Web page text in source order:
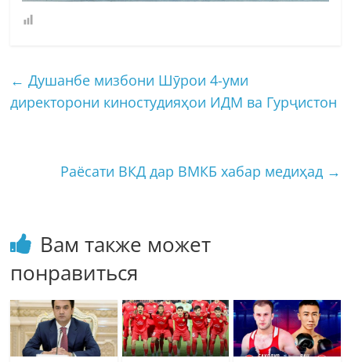
← Душанбе мизбони Шӯрои 4-уми
директорони киностудияҳои ИДМ ва Гурҷистон
Раёсати ВКД дар ВМКБ хабар медиҳад →
Вам также может
понравиться